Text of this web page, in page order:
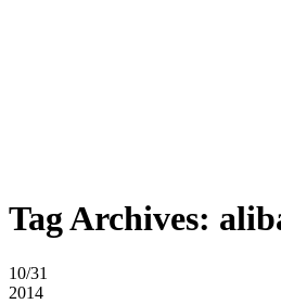
Tag Archives:
10/31
2014